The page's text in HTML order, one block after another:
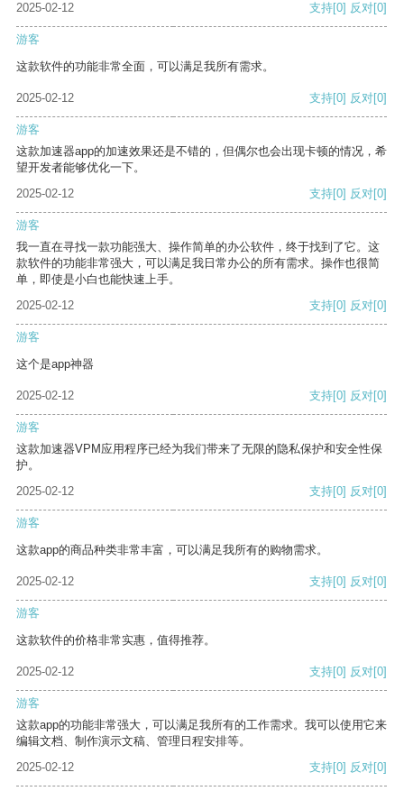
2025-02-12 支持[0] 反对[0]
游客
这款软件的功能非常全面，可以满足我所有需求。
2025-02-12 支持[0] 反对[0]
游客
这款加速器app的加速效果还是不错的，但偶尔也会出现卡顿的情况，希
望开发者能够优化一下。
2025-02-12
支持[0] 反对[0]
游客
我一直在寻找一款功能强大、操作简单的办公软件，终于找到了它。这
款软件的功能非常强大，可以满足我日常办公的所有需求。操作也很简
单，即使是小白也能快速上手。
2025-02-12
支持[0] 反对[0]
游客
这个是app神器
2025-02-12 支持[0] 反对[0]
游客
这款加速器VPM应用程序已经为我们带来了无限的隐私保护和安全性保
护。
2025-02-12
支持[0] 反对[0]
游客
这款app的商品种类非常丰富，可以满足我所有的购物需求。
2025-02-12 支持[0] 反对[0]
游客
这款软件的价格非常实惠，值得推荐。
2025-02-12 支持[0] 反对[0]
游客
这款app的功能非常强大，可以满足我所有的工作需求。我可以使用它来
编辑文档、制作演示文稿、管理日程安排等。
2025-02-12
支持[0] 反对[0]